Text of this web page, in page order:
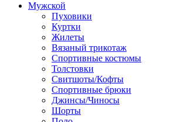
Мужской
Пуховики
Куртки
Жилеты
Вязаный трикотаж
Спортивные костюмы
Толстовки
Свитшоты/Кофты
Спортивные брюки
Джинсы/Чиносы
Шорты